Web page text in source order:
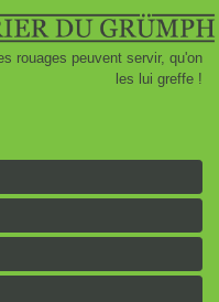
rouages peuvent servir, qu'on
les lui greffe !